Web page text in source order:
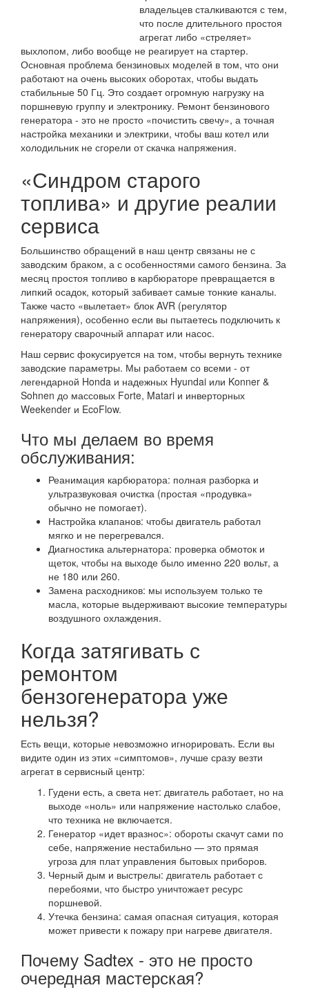
владельцев сталкиваются с тем,
что после длительного простоя
агрегат либо «стреляет»
выхлопом, либо вообще не реагирует на стартер.
Основная проблема бензиновых моделей в том, что они
работают на очень высоких оборотах, чтобы выдать
стабильные 50 Гц. Это создает огромную нагрузку на
поршневую группу и электронику. Ремонт бензинового
генератора - это не просто «почистить свечу», а точная
настройка механики и электрики, чтобы ваш котел или
холодильник не сгорели от скачка напряжения.
«Синдром старого
топлива» и другие реалии
сервиса
Большинство обращений в наш центр связаны не с
заводским браком, а с особенностями самого бензина. За
месяц простоя топливо в карбюраторе превращается в
липкий осадок, который забивает самые тонкие каналы.
Также часто «вылетает» блок AVR (регулятор
напряжения), особенно если вы пытаетесь подключить к
генератору сварочный аппарат или насос.
Наш сервис фокусируется на том, чтобы вернуть технике
заводские параметры. Мы работаем со всеми - от
легендарной Honda и надежных Hyundai или Konner &
Sohnen до массовых Forte, Matari и инверторных
Weekender и EcoFlow.
Что мы делаем во время
обслуживания:
Реанимация карбюратора: полная разборка и
ультразвуковая очистка (простая «продувка»
обычно не помогает).
Настройка клапанов: чтобы двигатель работал
мягко и не перегревался.
Диагностика альтернатора: проверка обмоток и
щеток, чтобы на выходе было именно 220 вольт, а
не 180 или 260.
Замена расходников: мы используем только те
масла, которые выдерживают высокие температуры
воздушного охлаждения.
Когда затягивать с
ремонтом
бензогенератора уже
нельзя?
Есть вещи, которые невозможно игнорировать. Если вы
видите один из этих «симптомов», лучше сразу везти
агрегат в сервисный центр:
Гудени есть, а света нет: двигатель работает, но на
выходе «ноль» или напряжение настолько слабое,
что техника не включается.
Генератор «идет вразнос»: обороты скачут сами по
себе, напряжение нестабильно — это прямая
угроза для плат управления бытовых приборов.
Черный дым и выстрелы: двигатель работает с
перебоями, что быстро уничтожает ресурс
поршневой.
Утечка бензина: самая опасная ситуация, которая
может привести к пожару при нагреве двигателя.
Почему Sadtex - это не просто
очередная мастерская?